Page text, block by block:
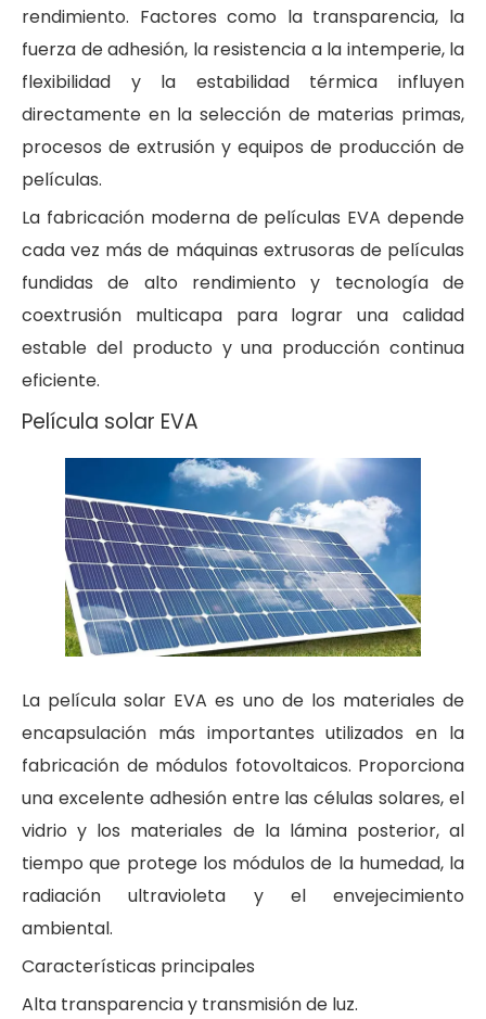
rendimiento. Factores como la transparencia, la
fuerza de adhesión, la resistencia a la intemperie, la
flexibilidad y la estabilidad térmica influyen
directamente en la selección de materias primas,
procesos de extrusión y equipos de producción de
películas.
La fabricación moderna de películas EVA depende
cada vez más de máquinas extrusoras de películas
fundidas de alto rendimiento y tecnología de
coextrusión multicapa para lograr una calidad
estable del producto y una producción continua
eficiente.
Película solar EVA
La película solar EVA es uno de los materiales de
encapsulación más importantes utilizados en la
fabricación de módulos fotovoltaicos. Proporciona
una excelente adhesión entre las células solares, el
vidrio y los materiales de la lámina posterior, al
tiempo que protege los módulos de la humedad, la
radiación ultravioleta y el envejecimiento
ambiental.
Características principales
Alta transparencia y transmisión de luz.